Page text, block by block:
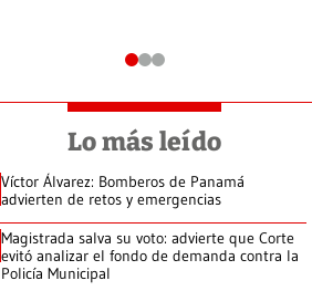
Lo más leído
Víctor Álvarez: Bomberos de Panamá
advierten de retos y emergencias
Magistrada salva su voto: advierte que Corte
evitó analizar el fondo de demanda contra la
Policía Municipal